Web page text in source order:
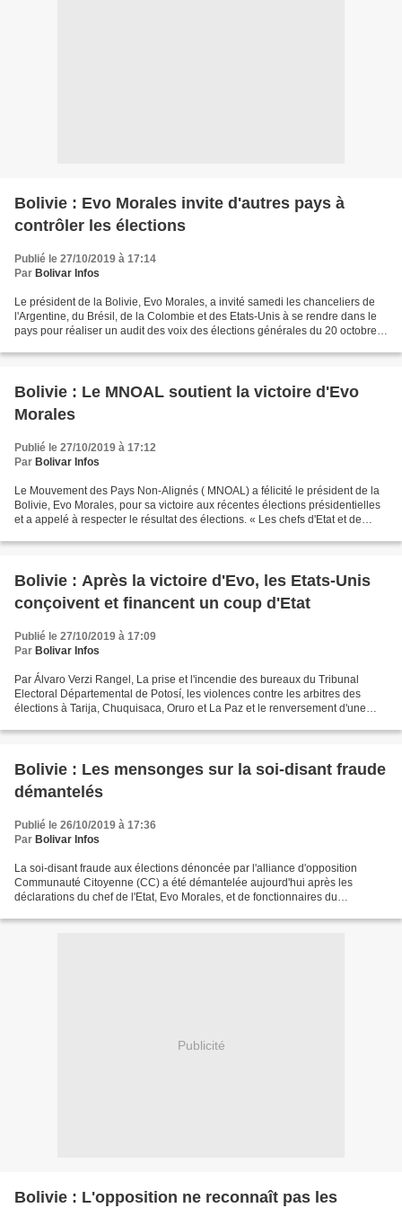
Bolivie : Evo Morales invite d'autres pays à
contrôler les élections
Publié le 27/10/2019 à 17:14
Par Bolivar Infos
Le président de la Bolivie, Evo Morales, a invité samedi les chanceliers de
l'Argentine, du Brésil, de la Colombie et des Etats-Unis à se rendre dans le
pays pour réaliser un audit des voix des élections générales du 20 octobre
Bolivie : Le MNOAL soutient la victoire d'Evo
Morales
Publié le 27/10/2019 à 17:12
Par Bolivar Infos
Le Mouvement des Pays Non-Alignés ( MNOAL) a félicité le président de la
Bolivie, Evo Morales, pour sa victoire aux récentes élections présidentielles
et a appelé à respecter le résultat des élections. « Les chefs d'Etat et de
Bolivie : Après la victoire d'Evo, les Etats-Unis
conçoivent et financent un coup d'Etat
Publié le 27/10/2019 à 17:09
Par Bolivar Infos
Par Álvaro Verzi Rangel, La prise et l'incendie des bureaux du Tribunal
Electoral Départemental de Potosí, les violences contre les arbitres des
élections à Tarija, Chuquisaca, Oruro et La Paz et le renversement d'une
Bolivie : Les mensonges sur la soi-disant fraude
démantelés
Publié le 26/10/2019 à 17:36
Par Bolivar Infos
La soi-disant fraude aux élections dénoncée par l'alliance d'opposition
Communauté Citoyenne (CC) a été démantelée aujourd'hui après les
déclarations du chef de l'Etat, Evo Morales, et de fonctionnaires du
Publicité
Bolivie : L'opposition ne reconnaît pas les